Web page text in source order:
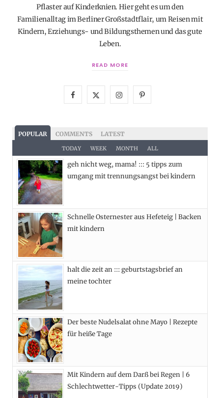
Pflaster auf Kinderknien. Hier geht es um den
Familienalltag im Berliner Großstadtflair, um Reisen mit
Kindern, Erziehungs- und Bildungsthemen und das gute
Leben.
READ MORE
c
e
b
k
T
w
i
e
I
s
t
a
a
P
e
s
POPULAR COMMENTS LATEST
TODAY WEEK MONTH ALL
geh nicht weg, mama! ::: 5 tipps zum
umgang mit trennungsangst bei kindern
Schnelle Osternester aus Hefeteig | Backen
mit kindern
halt die zeit an ::: geburtstagsbrief an
meine tochter
Der beste Nudelsalat ohne Mayo | Rezepte
für heiße Tage
Mit Kindern auf dem Darß bei Regen | 6
Schlechtwetter-Tipps (Update 2019)